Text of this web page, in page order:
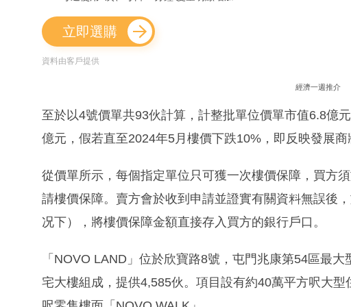
立即選購
資料由客戶提供
經濟一週推介
至於以4號價單共93伙計算，計整批單位價單市值6.8億
億元，假若直至2024年5月樓價下跌10%，即反映發展
從價單所示，每個指定單位只可獲一次樓價保障，買方
請樓價保障。賣方會於收到申請並證實有關資料無誤後
况下），將樓價保障金額直接存入買方的銀行戶口。
「NOVO LAND」位於欣寶路8號，屯門兆康第54區最
宅大樓組成，提供4,585伙。項目設有約40萬平方呎大